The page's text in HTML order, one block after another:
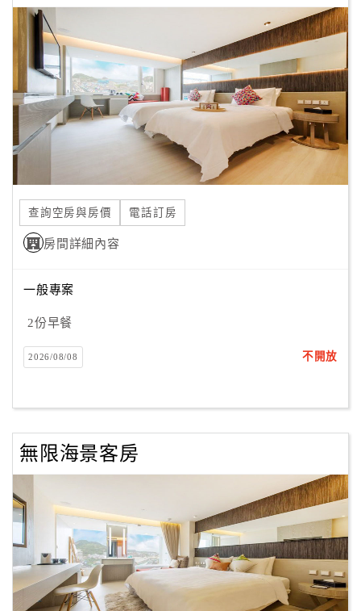
顧
滿
意
度
管
理
員
服
絡
單
Line
線
上
客
查詢空房與房價 電話訂房
房間詳細內容
一般專案
2份早餐
2026/08/08 不開放
無限海景客房